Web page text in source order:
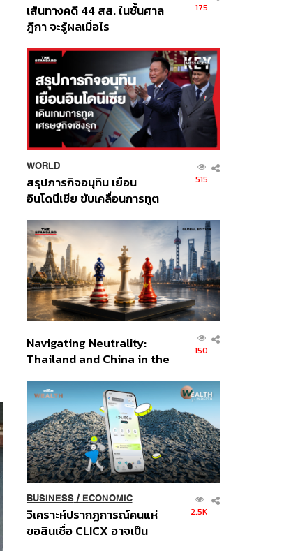
เส้นทางคดี 44 สส. ในชั้นศาล
ฎีกา จะรู้ผลเมื่อไร
175
WORLD
สรุปภารกิจอนุทิน เยือน
อินโดนีเซีย ขับเคลื่อนการทูต
ส่วนยุทธศาสตร์ไทย –
อินโดนีเซีย
515
Navigating Neutrality:
Thailand and China in the
Order
150
BUSINESS/ ECONOMIC
วิเคราะห์ปรากฏการณ์คนแห่
ขอสินเชื่อ CLICX อาจเป็น
2.5K